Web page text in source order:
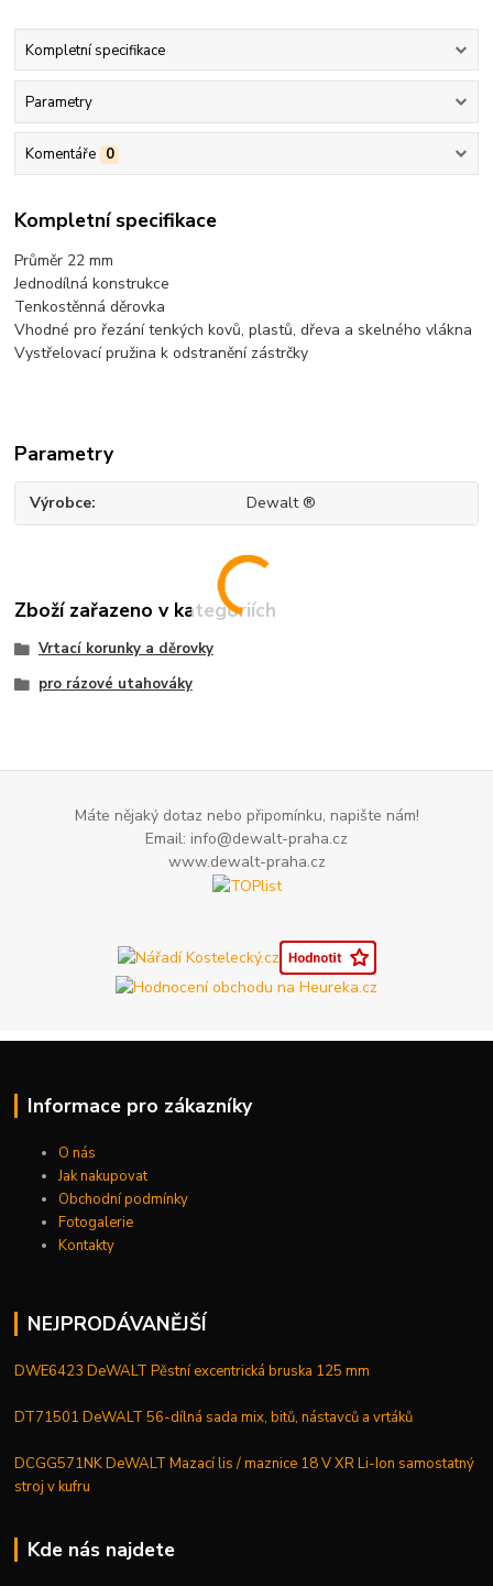
Kompletní specifikace
Parametry
Komentáře 0
Kompletní specifikace
Průměr 22 mm
Jednodílná konstrukce
Tenkostěnná děrovka
Vhodné pro řezání tenkých kovů, plastů, dřeva a skelného vlákna
Vystřelovací pružina k odstranění zástrčky
Parametry
Výrobce Dewalt ®
Zboží zařazeno v kategoriích
Vrtací korunky a děrovky
pro rázové utahováky
Máte nějaký dotaz nebo připomínku, napište nám!
Email: info@dewalt-praha.cz
www.dewalt-praha.cz
Informace pro zákazníky
O nás
Jak nakupovat
Obchodní podmínky
Fotogalerie
Kontakty
NEJPRODÁVANĚJŠÍ
DWE6423 DeWALT Pěstní excentrická bruska 125 mm
DT71501 DeWALT 56-dílná sada mix, bitů, nástavců a vrtáků
DCGG571NK DeWALT Mazací lis / maznice 18 V XR Li-Ion samostatný
stroj v kufru
Kde nás najdete